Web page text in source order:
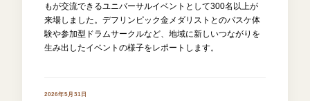
もが交流できるユニバーサルイベントとして300名以上が
来場しました。デフリンピック金メダリストとのバスケ体
験や参加型ドラムサークルなど、地域に新しいつながりを
生み出したイベントの様子をレポートします。
2026年5月31日